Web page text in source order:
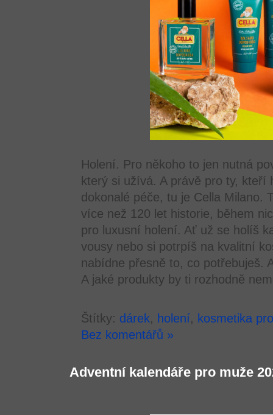
Holení. Pro někoho to jen nutná
který si užívá. A právě pro ty, kteří
dokonalé péče, tu je Cella Milano.
více než 120 let historie, během
pro luxusní holení. Ať už se holíš
vousy nebo si potrpíš na kvalitní
nabídne přesně to, co potřebuješ.
A jaké produkty by ti rozhodně
Štítky: dárek, holení, kosmetika
Bez komentářů »
Adventní kalendáře pro muže